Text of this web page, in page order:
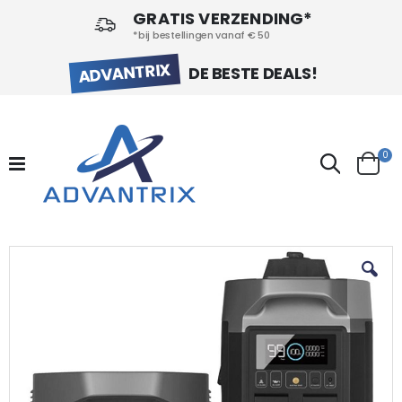
GRATIS VERZENDING*
*bij bestellingen vanaf € 50
ADVANTRIX DE BESTE DEALS!
Search
Cart
0
Ga